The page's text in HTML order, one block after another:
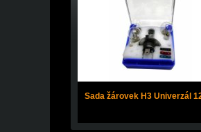
Sada žárovek H3 Univerzál